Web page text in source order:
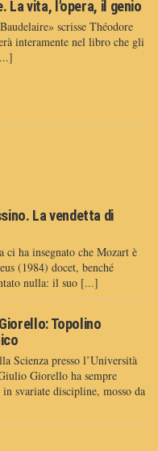
La vita, l'opera, il genio
scrisse Théodore
interamente nel libro che gli
La vendetta di
ha insegnato che Mozart è
(1984) docet, benché
nulla: il suo [...]
Topolino
Scienza presso l’Università
Giorello ha sempre
svariate discipline, mosso da